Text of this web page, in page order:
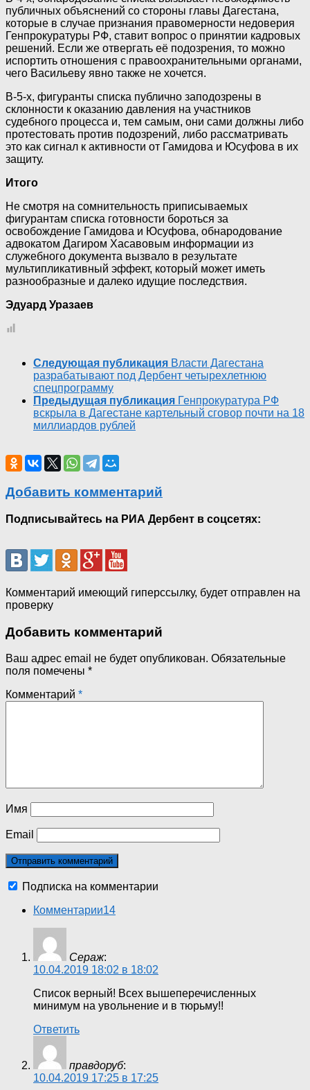
публичных объяснений со стороны главы Дагестана,
которые в случае признания правомерности недоверия
Генпрокуратуры РФ, ставит вопрос о принятии кадровых
решений. Если же отвергать её подозрения, то можно
испортить отношения с правоохранительными органами,
чего Васильеву явно также не хочется.
В-5-х, фигуранты списка публично заподозрены в
склонности к оказанию давления на участников
судебного процесса и, тем самым, они сами должны либо
протестовать против подозрений, либо рассматривать
это как сигнал к активности от Гамидова и Юсуфова в их
защиту.
Итого
Не смотря на сомнительность приписываемых
фигурантам списка готовности бороться за
освобождение Гамидова и Юсуфова, обнародование
адвокатом Дагиром Хасавовым информации из
служебного документа вызвало в результате
мультипликативный эффект, который может иметь
разнообразные и далеко идущие последствия.
Эдуард Уразаев
Следующая публикация Власти Дагестана
разрабатывают под Дербент четырехлетнюю
спецпрограмму
Предыдущая публикация Генпрокуратура РФ
вскрыла в Дагестане картельный сговор почти на 18
миллиардов рублей
Добавить комментарий
Подписывайтесь на РИА Дербент в соцсетях:
Комментарий имеющий гиперссылку, будет отправлен на
проверку
Добавить комментарий
Ваш адрес email не будет опубликован. Обязательные
поля помечены *
Комментарий *
Имя
Email
Подписка на комментарии
Комментарии14
Сераж:
10.04.2019 18:02 в 18:02
Список верный! Всех вышеперечисленных
минимум на увольнение и в тюрьму!!
Ответить
правдоруб:
10.04.2019 17:25 в 17:25